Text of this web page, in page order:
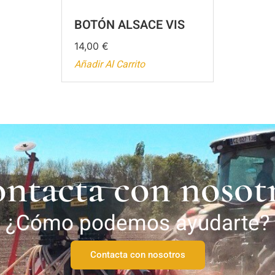
BOTÓN ALSACE VIS
14,00 €
Añadir Al Carrito
con
¿Cómo podemos ayudarte?
Contacta con nosotros